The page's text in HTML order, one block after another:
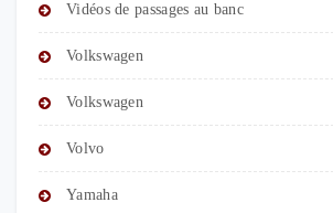
Vidéos de passages au banc
Volkswagen
Volkswagen
Volvo
Yamaha